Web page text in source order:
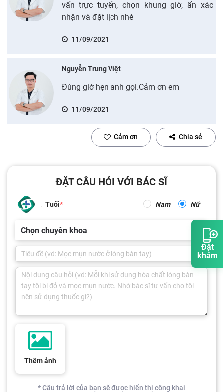
Đặt
khám
vấn trực tuyến, chọn khung giờ, ấn xác
nhận và đặt lịch nhé
11/09/2021
Nguyễn Trung Việt
Đúng giờ hẹn anh gọi.Cảm ơn em
11/09/2021
Cảm ơn Chia sẻ
ĐẶT CÂU HỎI VỚI BÁC SĨ
Tuổi Nam Nữ
Chọn chuyên khoa
Thêm ảnh
* Câu trả lời của bạn sẽ được hiển thị công khai